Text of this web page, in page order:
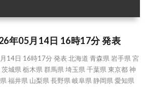
年05月14日 16時17分 発表
14日 16時17分 発表 北海道 青森県 岩手県 宮
城県 栃木県 群馬県 埼玉県 千葉県 東京都 神
福井県 山梨県 長野県 岐阜県 静岡県 愛知県